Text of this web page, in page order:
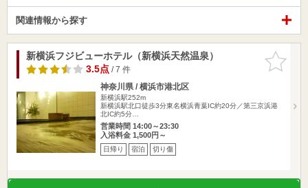
関連情報から探す
お気に入
りに追加
新横浜フジビューホテル（新横浜天然温泉）
3.5点/ 7 件
神奈川県 / 横浜市港北区
新横浜駅252m
新横浜駅北口徒歩3分東名横浜青葉IC約20分／第三京浜港
北IC約5分…
営業時間 14:00～23:30
入浴料金 1,500円～
日帰り 宿泊 切り傷